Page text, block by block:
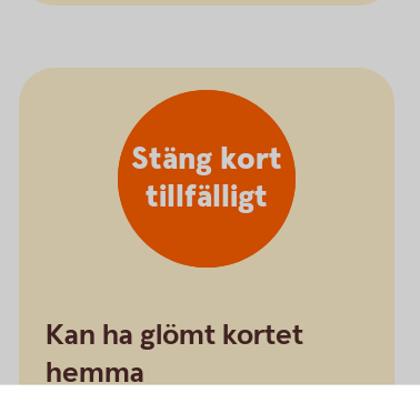
Stäng kort
tillfälligt
Kan ha glömt kortet
hemma